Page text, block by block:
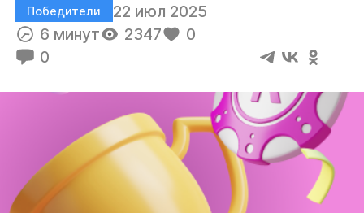
Победители
22 июл 2025
6 минут
2347
0
0